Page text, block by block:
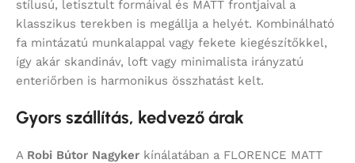
stílusú, letisztult formáival és MATT frontjaival a
klasszikus terekben is megállja a helyét. Kombinálható
fa mintázatú munkalappal vagy fekete kiegészítőkkel,
így akár skandináv, loft vagy minimalista irányzatú
enteriőrben is harmonikus összhatást kelt.
Gyors szállítás, kedvező árak
A Robi Bútor Nagyker kínálatában a FLORENCE MATT